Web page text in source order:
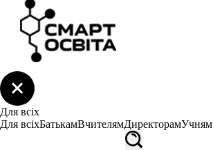
Для всіх
Для всіхБатькамВчителямДиректорамУчням